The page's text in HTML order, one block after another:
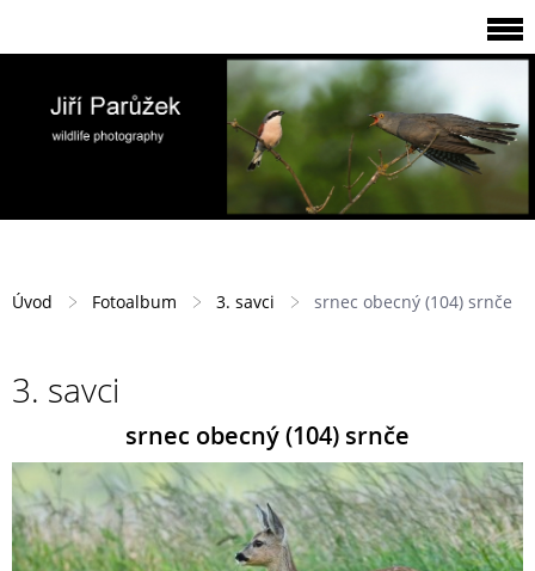
Úvod Fotoalbum 3. savci srnec obecný (104) srnče
3. savci
srnec obecný (104) srnče